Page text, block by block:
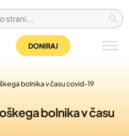
DONIRAJ
bolnika v času covid-19
bolnika v času